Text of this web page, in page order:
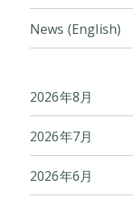
News (English)
2026年8月
2026年7月
2026年6月